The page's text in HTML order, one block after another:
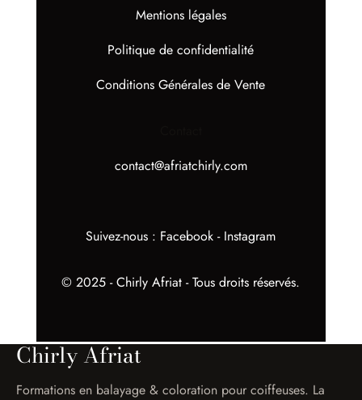
Mentions légales
Politique de confidentialité
Conditions Générales de Vente
contact@afriatchirly.com
Suivez-nous : Facebook - Instagram
© 2025 - Chirly Afriat - Tous droits réservés.
Chirly Afriat
Formations en balayage & coloration pour coiffeuses. La